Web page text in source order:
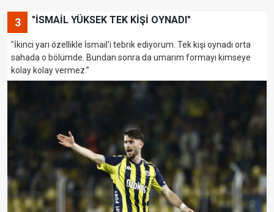
3 "İSMAİL YÜKSEK TEK KİŞİ OYNADI"
"İkinci yarı özellikle İsmail'i tebrik ediyorum. Tek kişi oynadı orta
sahada o bölümde. Bundan sonra da umarım formayı kimseye
kolay kolay vermez.”